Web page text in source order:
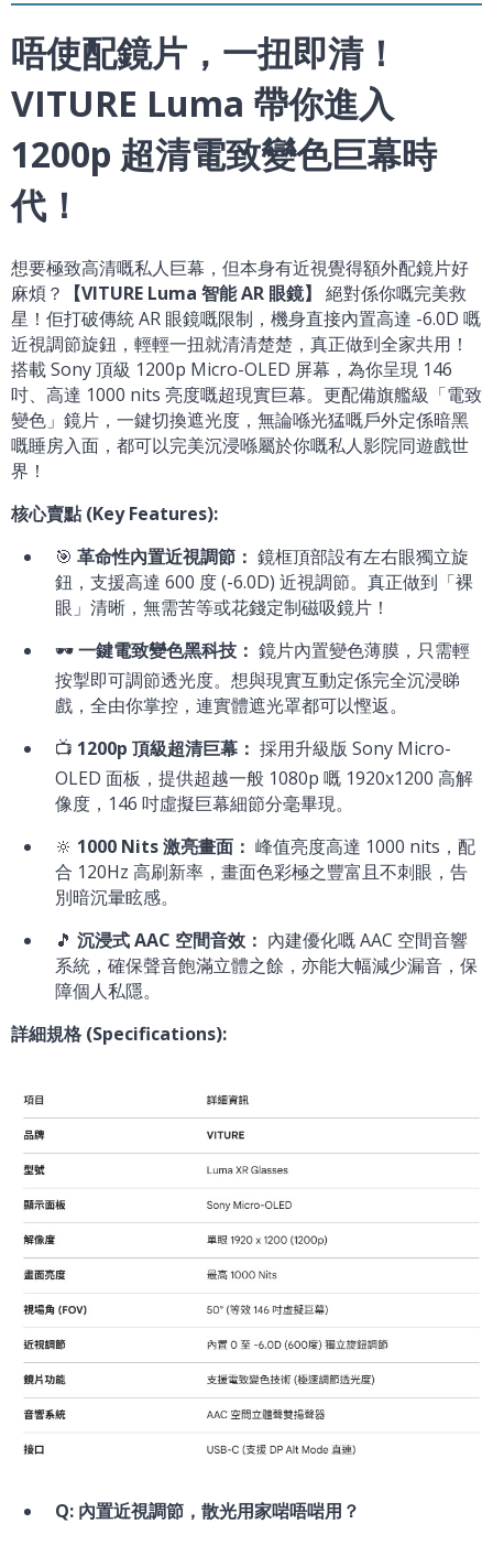
唔使配鏡片，一扭即清！
VITURE Luma 帶你進入
1200p 超清電致變色巨幕時
代！
想要極致高清嘅私人巨幕，但本身有近視覺得額外配鏡片好
麻煩？
【VITURE Luma 智能 AR 眼鏡】
絕對係你嘅完美救
星！佢打破傳統 AR 眼鏡嘅限制，機身直接內置高達 -6.0D 嘅
近視調節旋鈕，輕輕一扭就清清楚楚，真正做到全家共用！
搭載 Sony 頂級 1200p Micro-OLED 屏幕，為你呈現 146
吋、高達 1000 nits 亮度嘅超現實巨幕。更配備旗艦級「電致
變色」鏡片，一鍵切換遮光度，無論喺光猛嘅戶外定係暗黑
嘅睡房入面，都可以完美沉浸喺屬於你嘅私人影院同遊戲世
界！
核心賣點 (Key Features):
🎯 革命性內置近視調節： 鏡框頂部設有左右眼獨立旋
鈕，支援高達 600 度 (-6.0D) 近視調節。真正做到「裸
眼」清晰，無需苦等或花錢定制磁吸鏡片！
🕶️一鍵電致變色黑科技： 鏡片內置變色薄膜，只需輕
按掣即可調節透光度。想與現實互動定係完全沉浸睇
戲，全由你掌控，連實體遮光罩都可以慳返。
📺 1200p 頂級超清巨幕： 採用升級版 Sony Micro-
OLED 面板，提供超越一般 1080p 嘅 1920x1200 高解
像度，146 吋虛擬巨幕細節分毫畢現。
🔆 1000 Nits 激亮畫面： 峰值亮度高達 1000 nits，配
合 120Hz 高刷新率，畫面色彩極之豐富且不刺眼，告
別暗沉暈眩感。
🎵 沉浸式 AAC 空間音效： 內建優化嘅 AAC 空間音響
系統，確保聲音飽滿立體之餘，亦能大幅減少漏音，保
障個人私隱。
詳細規格 (Specifications):
Q: 內置近視調節，散光用家啱唔啱用？